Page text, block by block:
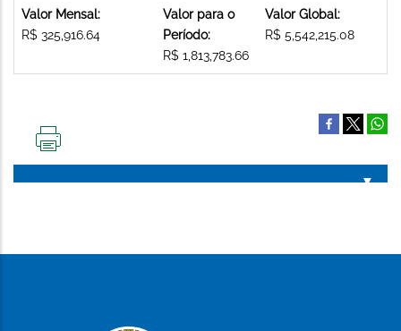
Valor Mensal:
R$ 325,916.64
Valor para o
Período:
R$ 1,813,783.66
Valor Global:
R$ 5,542,215.08
PÁGINA